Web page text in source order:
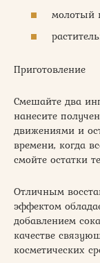
молотый
Приготовление
Смешайте два
нанесите
движениями и
времени, когда
смойте остатки
Отличным
эффектом
добавлением
качестве
косметических